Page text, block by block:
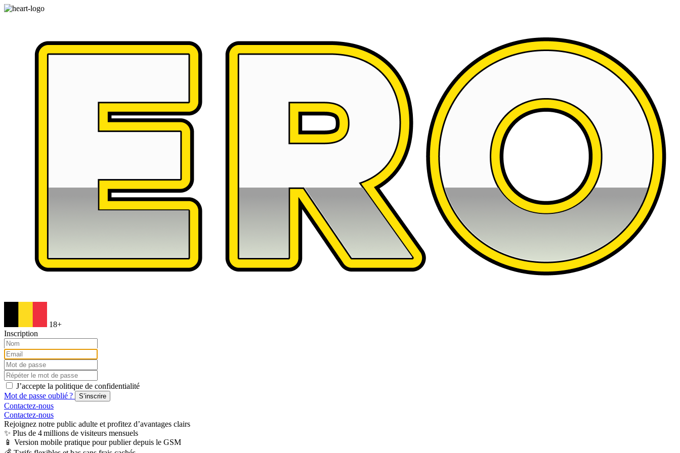
18+
Inscription
J’accepte la politique de confidentialité
Mot de passe oublié ?
S’inscrire
Contactez‑nous
Contactez‑nous
Rejoignez notre public adulte et profitez d’avantages clairs
✨ Plus de 4 millions de visiteurs mensuels
📱 Version mobile pratique pour publier depuis le GSM